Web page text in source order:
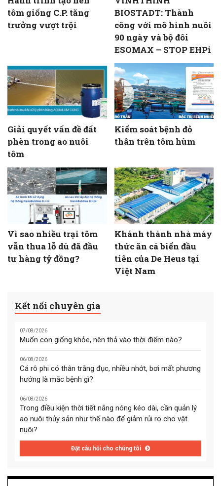
tôm giống C.P. tăng
trưởng vượt trội
BIOSTADT: Thành
công với mô hình nuôi
90 ngày và bộ đôi
ESOMAX – STOP EHPi
Giải quyết vấn đề đất
phèn trong ao nuôi
tôm
Kiểm soát bệnh đỏ
thân trên tôm hùm
Vì sao nhiều trại tôm
vẫn thua lỗ dù đã đầu
tư hàng tỷ đồng?
Khánh thành nhà máy
thức ăn cá biển đầu
tiên của De Heus tại
Việt Nam
Kết nối chuyên gia
07/08/2026
Muốn con giống khỏe, nên thả vào thời điểm nào?
06/08/2026
Cá rô phi có thân trắng đục, nhiều nhớt, bơi mất phương
hướng là mắc bệnh gì?
06/08/2026
Trong điều kiện thời tiết nắng nóng kéo dài, cần quản lý
ao nuôi thủy sản như thế nào để giảm rủi ro cho vật
nuôi?
Đặt câu hỏi cho chúng tôi